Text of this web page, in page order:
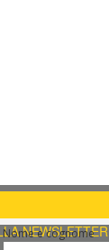
NEWSLETTER
Nome e cognome